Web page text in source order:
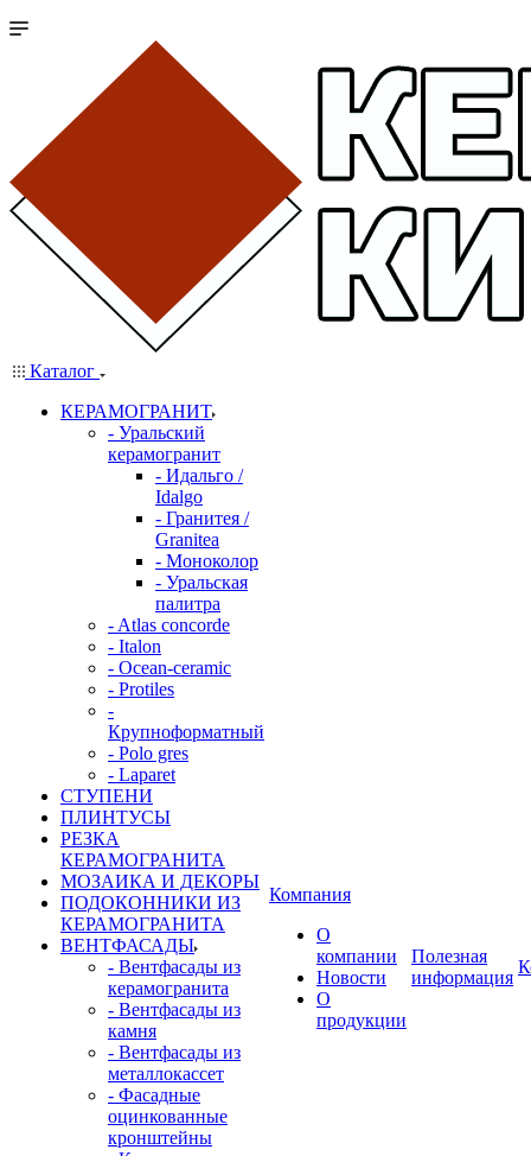
Каталог
КЕРАМОГРАНИТ
- Уральский
керамогранит
- Идальго /
Idalgo
- Гранитея /
Granitea
- Моноколор
- Уральская
палитра
- Atlas concorde
- Italon
- Ocean-ceramic
- Protiles
-
Крупноформатный
- Polo gres
- Laparet
СТУПЕНИ
ПЛИНТУСЫ
РЕЗКА
КЕРАМОГРАНИТА
МОЗАИКА И ДЕКОРЫ
ПОДОКОННИКИ ИЗ
КЕРАМОГРАНИТА
ВЕНТФАСАДЫ
- Вентфасады из
керамогранита
- Вентфасады из
камня
- Вентфасады из
металлокассет
- Фасадные
оцинкованные
кронштейны
Компания
О
компании
Новости
О
продукции
Полезная
информация